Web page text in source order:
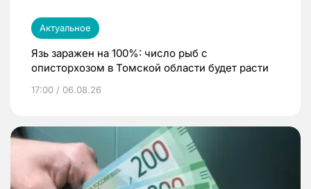
Актуальное
Язь заражен на 100%: число рыб с
описторхозом в Томской области будет расти
17:00 / 06.08.26